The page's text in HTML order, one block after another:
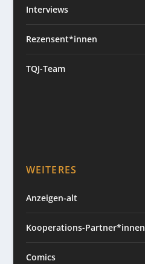
Interviews
Rezensent*innen
TQJ-Team
WEITERES
Anzeigen-alt
Kooperations-Partner*innen
Comics